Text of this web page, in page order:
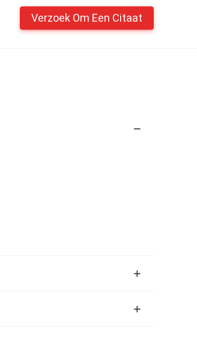
Verzoek Om Een Citaat